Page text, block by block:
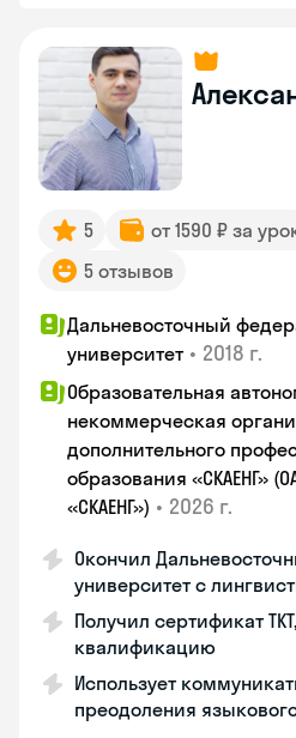
5 от 1590 ₽ за
5 отзывов
Дальневосточный
университет • 2018 г.
Образовательная
некоммерческая
дополнительного
образования «СКАЕНГ»
«СКАЕНГ») • 2026 г.
Окончил
университет с
Получил сертификат
квалификацию
Использует
преодоления